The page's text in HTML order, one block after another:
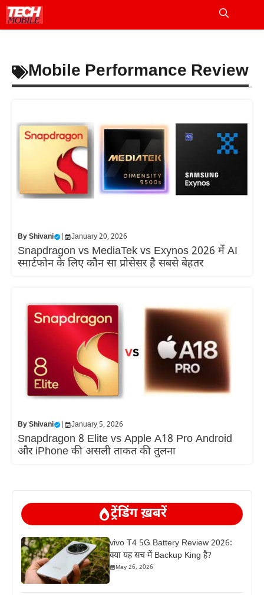
Skip
to
Mobile Performance Review
ByShivani January 20, 2026
Snapdragon vs MediaTek vs Exynos 2026 में AI
स्मार्टफोन के लिए कौन सा प्रोसेसर है सबसे बेहतर
ByShivani January 5, 2026
Snapdragon 8 Elite vs Apple A18 Pro Android
और iPhone की असली ताकत की तुलना
ट्रेंडिंग ख़बरें
vivo T4 5G Battery Review 2026:
क्या यह सच में Backup King है?
May 26, 2026